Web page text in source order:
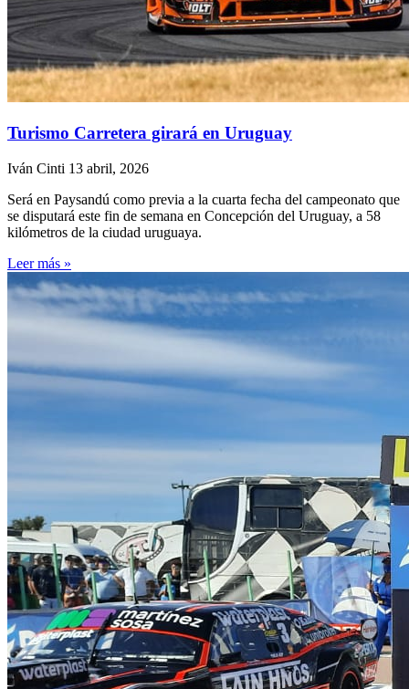
Turismo Carretera girará en Uruguay
Iván Cinti 13 abril, 2026
Será en Paysandú como previa a la cuarta fecha del campeonato que
se disputará este fin de semana en Concepción del Uruguay, a 58
kilómetros de la ciudad uruguaya.
Leer más »